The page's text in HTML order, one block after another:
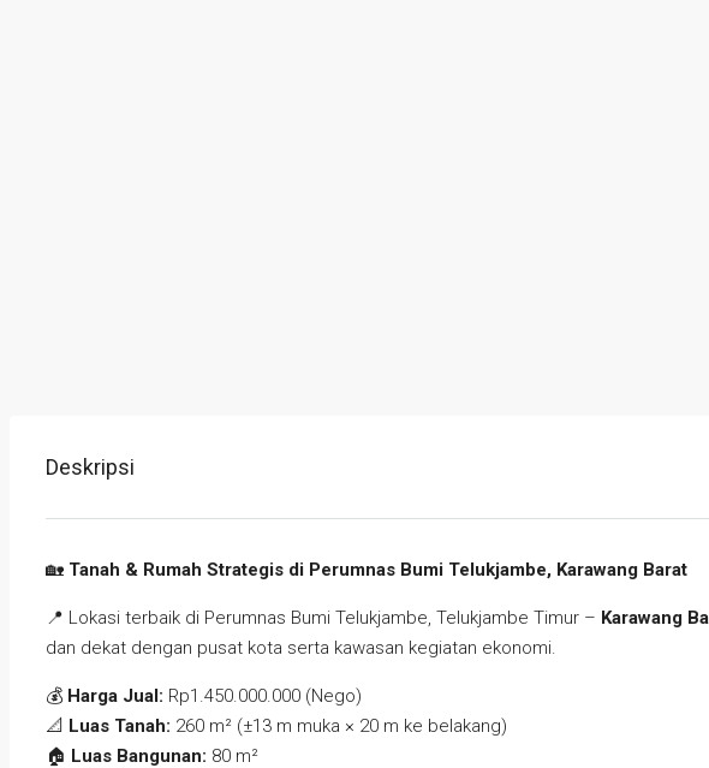
Deskripsi
🏡 Tanah & Rumah Strategis di Perumnas Bumi Telukjambe, Karawang Barat
📍 Lokasi terbaik di Perumnas Bumi Telukjambe, Telukjambe Timur – Karawang
dan dekat dengan pusat kota serta kawasan kegiatan ekonomi.
💰 Harga Jual: Rp1.450.000.000 (Nego)
📐 Luas Tanah: 260 m² (±13 m muka × 20 m ke belakang)
🏠 Luas Bangunan: 80 m²